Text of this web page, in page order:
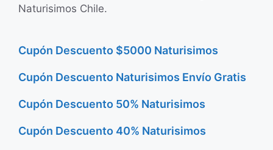
Naturisimos Chile.
Cupón Descuento $5000 Naturisimos
Cupón Descuento Naturisimos Envío Gratis
Cupón Descuento 50% Naturisimos
Cupón Descuento 40% Naturisimos